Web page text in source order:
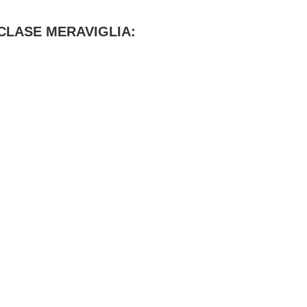
MERAVIGLIA: